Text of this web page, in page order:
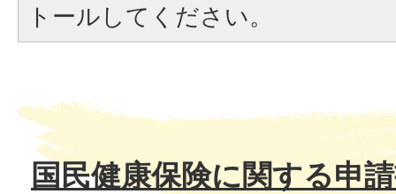
トールしてください。
国民健康保険に関する申